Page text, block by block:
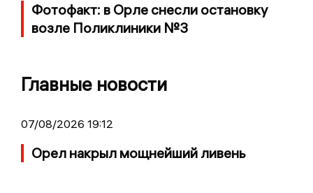
Фотофакт: в Орле снесли остановку
возле Поликлиники №3
Главные новости
07/08/2026 19:12
Орел накрыл мощнейший ливень